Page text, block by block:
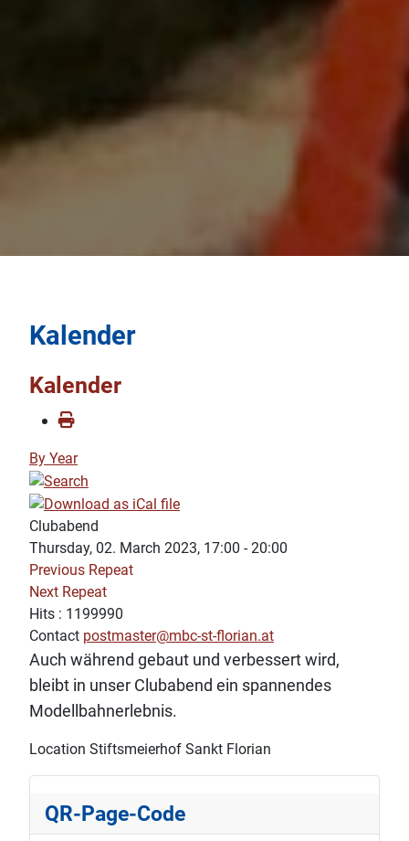
Kalender
Kalender
By Year
Clubabend
Thursday, 02. March 2023, 17:00 - 20:00
Previous Repeat
Next Repeat
Hits : 1199990
Contact postmaster@mbc-st-florian.at
Auch während gebaut und verbessert wird,
bleibt in unser Clubabend ein spannendes
Modellbahnerlebnis.
Location Stiftsmeierhof Sankt Florian
QR-Page-Code